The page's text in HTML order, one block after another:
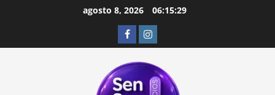
agosto 8, 2026 06:15:30
FacebookInstagram